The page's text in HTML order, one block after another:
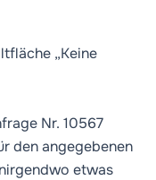
„Keine
Nr. 10567
den angegebenen
etwas